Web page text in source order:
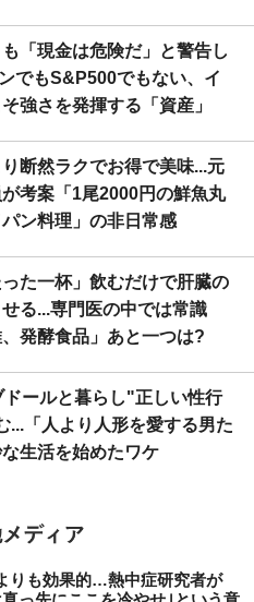
「現金は危険だ」と警告し
でもS&P500でもない、イ
強さを発揮する「資産」
断然ラクでお得で美味...元
考案「1尾2000円の鮮魚丸
ン料理」の非日常感
た一杯」飲むだけで肝臓の
る...専門医の中では常識
、発酵食品」あと一つは?
ドールと暮らし"正しい性行
...「人より人形を愛する男た
生活を始めたワケ
りも効果的…熱中症研究者が